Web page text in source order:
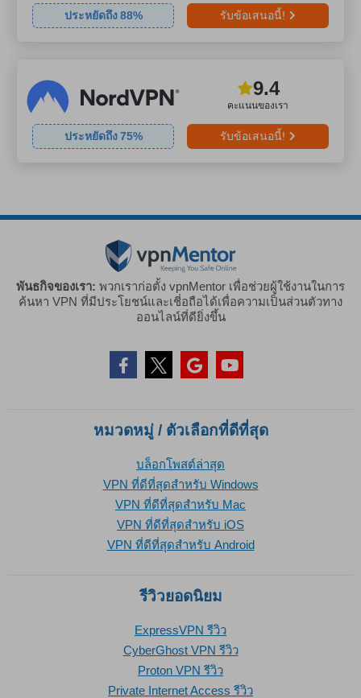
ประหยัดถึง 88% รับข้อเสนอนี้!
คะแนนของเรา
9.4
ประหยัดถึง 75% รับข้อเสนอนี้!
พันธกิจของเรา: พวกเราก่อตั้ง vpnMentor เพื่อช่วยผู้ใช้งานในการ
ค้นหา VPN ที่มีประโยชน์และเชี่อถือได้เพื่อความเป็นส่วนตัวทาง
ออนไลน์ที่ดียิ่งขึ้น
หมวดหมู่ / ตัวเลือกที่ดีที่สุด
บล็อกโพสต์ล่าสุด
VPN ที่ดีที่สุดสำหรับ Windows
VPN ที่ดีที่สุดสำหรับ Mac
VPN ที่ดีที่สุดสำหรับ iOS
VPN ที่ดีที่สุดสำหรับ Android
รีวิวยอดนิยม
ExpressVPN รีวิว
CyberGhost VPN รีวิว
Proton VPN รีวิว
Private Internet Access รีวิว